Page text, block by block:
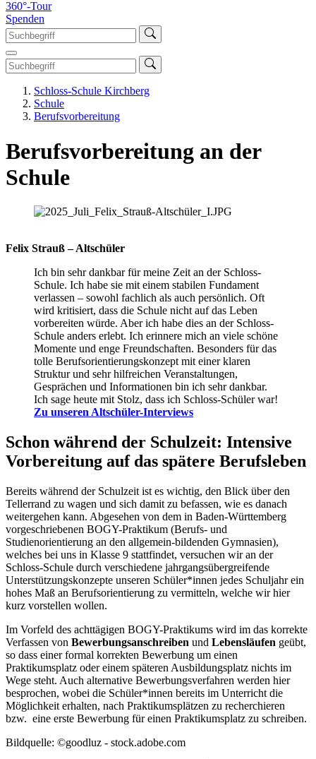
360°-Tour
Spenden
Schloss-Schule Kirchberg
Schule
Berufsvorbereitung
Berufsvorbereitung an der
Schule
Felix Strauß – Altschüler
Ich bin sehr dankbar für meine Zeit an der Schloss-
Schule. Ich habe sie mit einem stabilen Fundament
verlassen – sowohl fachlich als auch persönlich. Oft
wird kritisiert, dass die Schule nicht auf das Leben
vorbereiten würde. Aber ich habe dies an der Schloss-
Schule anders erlebt. Ich erinnere mich an viele schöne
Momente und enge Freundschaften. Besonders für das
tolle Berufsorientierungskonzept mit einer klaren
Struktur und sehr hilfreichen Veranstaltungen,
Gesprächen und Informationen bin ich sehr dankbar.
Ich sage heute mit Stolz, dass ich Schloss-Schüler war!
Zu unseren Altschüler-Interviews
Schon während der Schulzeit: Intensive
Vorbereitung auf das spätere Berufsleben
Bereits während der Schulzeit ist es wichtig, den Blick über den
Tellerrand zu wagen und sich damit zu befassen, wie es danach
weitergehen kann. Abgesehen von dem in Baden-Württemberg
vorgeschriebenen BOGY-Praktikum (Berufs- und
Studienorientierung an den allgemein-bildenden Gymnasien),
welches bei uns in Klasse 9 stattfindet, versuchen wir an der
Schloss-Schule durch verschiedene jahrgangsübergreifende
Unterstützungskonzepte unseren Schüler*innen jedes Schuljahr ein
hohes Maß an Berufsorientierung zu vermitteln, welche wir hier
kurz vorstellen wollen.
Im Vorfeld des achttägigen BOGY-Praktikums wird im das korrekte
Verfassen von Bewerbungsanschreiben und Lebensläufen geübt,
so dass einer formal korrekten Bewerbung um einen
Praktikumsplatz oder einem späteren Ausbildungsplatz nichts im
Wege steht. Auch alternative Bewerbungsverfahren werden hier
besprochen, wobei die Schüler*innen bereits im Unterricht die
Möglichkeit erhalten, nach Praktikumsplätzen zu recherchieren
bzw. eine erste Bewerbung für einen Praktikumsplatz zu schreiben.
Bildquelle: ©goodluz - stock.adobe.com